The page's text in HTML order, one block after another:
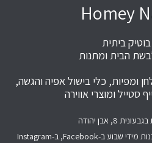
Homey
ביתית
הבית ומתנות
ומפיות, כלי בישול אפיה והגשה,
סטייל ומוצרי אווירה
8, אבן יהודה
ופתוחה בהתאם לשעות שמתעדכנות מידי שבוע ב-Facebook, ב-Instagram